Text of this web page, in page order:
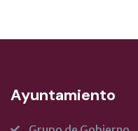
Ayuntamiento